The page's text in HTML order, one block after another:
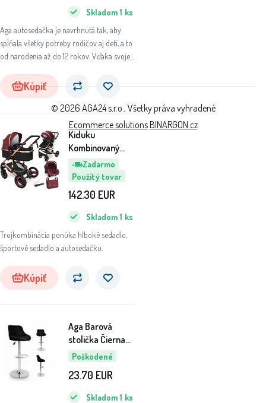
AKOSŤ
Aga autosedačka je navrhnutá tak, aby
spĺňala všetky potreby rodičov aj detí, a to
od narodenia až do 12 rokov. Vďaka svojej
stane nepostrádateľným spoločníkom na
každej ceste.
Skladom 1 ks
Kúpiť
Zadarmo
Použitý tovar
Kiduku
Kombinovaný
kočík 3v1
Bordový/Čierny
AKOSŤ
Trojkombinácia ponúka hlboké sedadlo,
športové sedadlo a autosedačku.
Skladom 1 ks
142.30 EUR
Kúpiť
Poškodené
Aga Barová
stolička Čierna
6DAZ326 - II.
AKOSŤ
Skladom 1 ks
23.70 EUR
© 2026 AGA24 s.r.o., Všetky práva vyhradené
Ecommerce solutionsBINARGON.cz